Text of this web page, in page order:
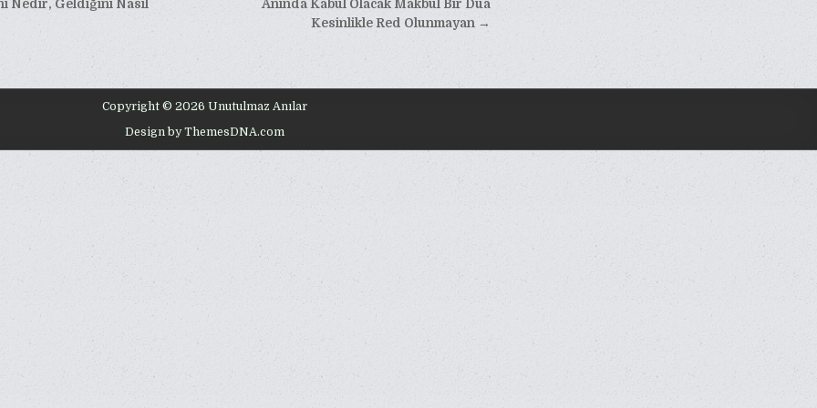
Anında Kabul Olacak Makbul Bir Dua
Kesinlikle Red Olunmayan →
Nedir, Geldiğini Nasıl
Copyright © 2026 Unutulmaz Anılar
Design by ThemesDNA.com